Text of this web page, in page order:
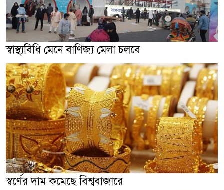
স্বাস্থ্যবিধি মেনে বাণিজ্য মেলা চলবে
স্বর্ণের দাম কমেছে বিশ্ববাজারে